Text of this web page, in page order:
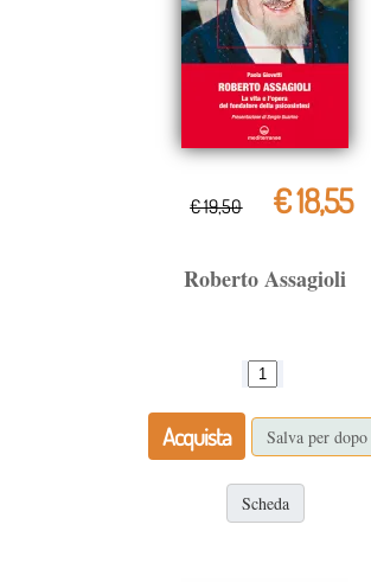
€ 19,50 € 18,55
Roberto Assagioli
Acquista Salva per dopo
Scheda